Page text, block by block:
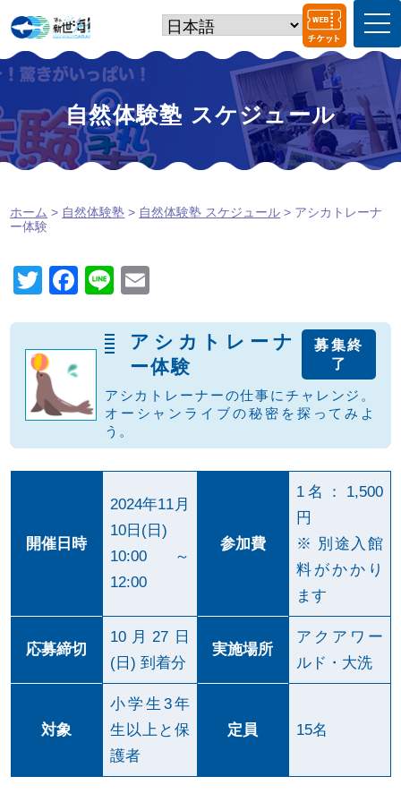
t
o
g
g
n
a
v
i
t
自然体験塾 スケジュール
ホーム > 自然体験塾 > 自然体験塾 スケジュール > アシカトレーナ
ー体験
T
er
F
b
o
o
k
Li
e
ail
アシカトレーナ
ー体験
募集終
了
アシカトレーナーの仕事にチャレンジ。
オーシャンライブの秘密を探ってみよ
う。
開催日時
2024年11月
10日(日)
10:00～
12:00
参加費
1名：1,500
円
※ 別途入館
料がかかり
ます
応募締切
10月27日
(日) 到着分
実施場所
アクアワー
ルド・大洗
対象
小学生3年
生以上と保
護者
定員 15名